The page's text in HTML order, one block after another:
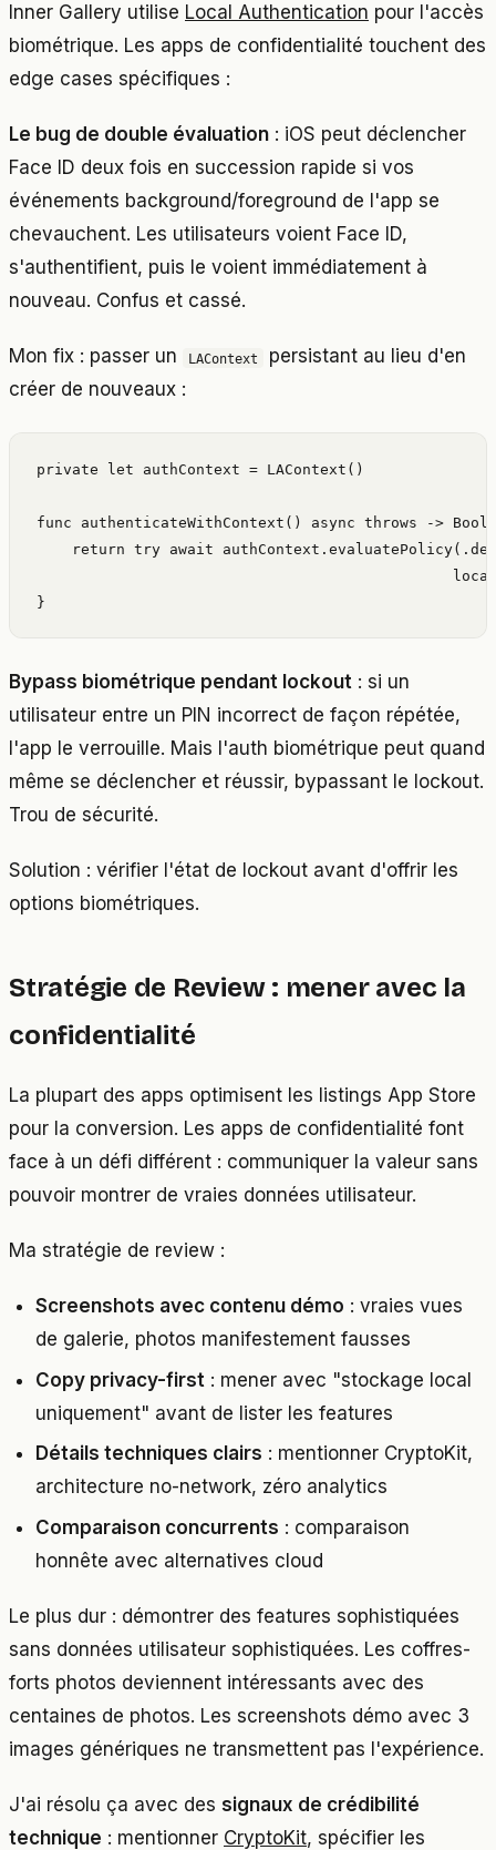
Inner Gallery utilise Local Authentication pour l'accès
biométrique. Les apps de confidentialité touchent des
edge cases spécifiques :
Le bug de double évaluation : iOS peut déclencher
Face ID deux fois en succession rapide si vos
événements background/foreground de l'app se
chevauchent. Les utilisateurs voient Face ID,
s'authentifient, puis le voient immédiatement à
nouveau. Confus et cassé.
Mon fix : passer un LAContext
persistant au lieu d'en
créer de nouveaux :
private let authContext = LAContext()
func authenticateWithContext() async throws ->
return try await
}
Bypass biométrique pendant lockout : si un
utilisateur entre un PIN incorrect de façon répétée,
l'app le verrouille. Mais l'auth biométrique peut quand
même se déclencher et réussir, bypassant le lockout.
Trou de sécurité.
Solution : vérifier l'état de lockout avant d'offrir les
options biométriques.
Stratégie de Review : mener avec la
confidentialité
La plupart des apps optimisent les listings App Store
pour la conversion. Les apps de confidentialité font
face à un défi différent : communiquer la valeur sans
pouvoir montrer de vraies données utilisateur.
Ma stratégie de review :
Screenshots avec contenu démo : vraies vues
de galerie, photos manifestement fausses
Copy privacy-first : mener avec "stockage local
uniquement" avant de lister les features
Détails techniques clairs : mentionner CryptoKit,
architecture no-network, zéro analytics
Comparaison concurrents : comparaison
honnête avec alternatives cloud
Le plus dur : démontrer des features sophistiquées
sans données utilisateur sophistiquées. Les coffres-
forts photos deviennent intéressants avec des
centaines de photos. Les screenshots démo avec 3
images génériques ne transmettent pas l'expérience.
J'ai résolu ça avec des signaux de crédibilité
technique : mentionner CryptoKit, spécifier les